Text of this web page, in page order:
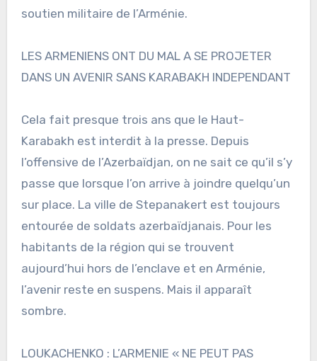
soutien militaire de l’Arménie.
LES ARMENIENS ONT DU MAL A SE PROJETER
DANS UN AVENIR SANS KARABAKH INDEPENDANT
Cela fait presque trois ans que le Haut-
Karabakh est interdit à la presse. Depuis
l’offensive de l’Azerbaïdjan, on ne sait ce qu’il s’y
passe que lorsque l’on arrive à joindre quelqu’un
sur place. La ville de Stepanakert est toujours
entourée de soldats azerbaïdjanais. Pour les
habitants de la région qui se trouvent
aujourd’hui hors de l’enclave et en Arménie,
l’avenir reste en suspens. Mais il apparaît
sombre.
LOUKACHENKO : L’ARMENIE « NE PEUT PAS